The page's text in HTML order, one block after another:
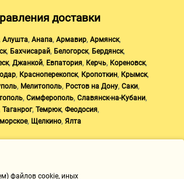
доставки
Алушта, Анапа, Армавир, Армянск,
, Бахчисарай, Белогорск, Бердянск,
, Джанкой, Евпатория, Керчь, Кореновск,
, Красноперекопск, Кропоткин, Крымск,
, Мелитополь, Ростов на Дону, Саки,
, Симферополь, Славянск-на-Кубани,
Таганрог, Темрюк, Феодосия,
, Щелкино, Ялта
файлов cookie, иных